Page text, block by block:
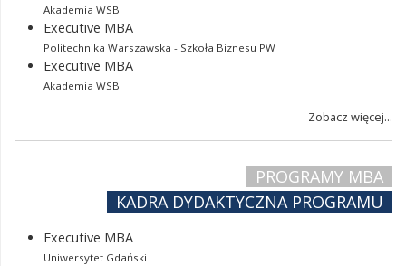
Akademia WSB
Executive MBA
Politechnika Warszawska - Szkoła Biznesu PW
Executive MBA
Akademia WSB
Zobacz więcej...
PROGRAMY MBA
KADRA DYDAKTYCZNA PROGRAMU
Executive MBA
Uniwersytet Gdański